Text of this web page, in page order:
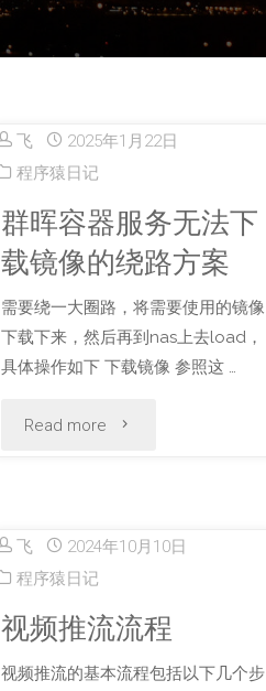
飞
2025年1月22日
程序猿日记
群晖容器服务无法下
载镜像的绕路方案
需要绕一大圈路，将需要使用的镜像
下载下来，然后再到nas上去load，
具体操作如下 下载镜像 参照这 …
Read more "群
服
务
飞
2024年10月10日
程序猿日记
视频推流流程
视频推流的基本流程包括以下几个步